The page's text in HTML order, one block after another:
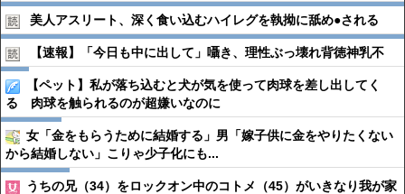
美人アスリート、深く食い込むハイレグを執拗に舐め●︎される
【速報】「今日も中に出して」囁き、理性ぶっ壊れ背徳神乳不
【ペット】私が落ち込むと犬が気を使って肉球を差し出してく
る 肉球を触られるのが超嫌いなのに
女「金をもらうために結婚する」男「嫁子供に金をやりたくない
から結婚しない」こりゃ少子化にも...
うちの兄（34）をロックオン中のコトメ（45）がいきなり我が家